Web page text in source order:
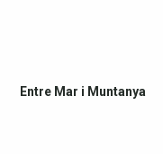
Entre Mar i Muntanya
pistes? El
esquí aquàtic i el
acrobàtiques